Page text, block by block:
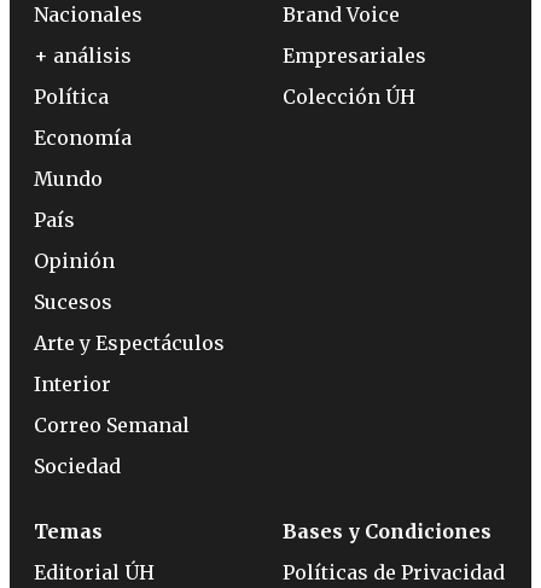
Nacionales
+ análisis
Política
Economía
Mundo
País
Opinión
Sucesos
Arte y Espectáculos
Interior
Correo Semanal
Sociedad
Brand Voice
Empresariales
Colección ÚH
Temas
Editorial ÚH
Bases y Condiciones
Políticas de Privacidad